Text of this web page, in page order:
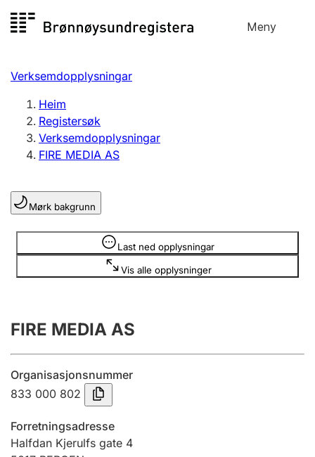
til
Meny
Registersøk
Aksjeselskap
Enkeltpersonføretak
Registrere, endre, slette
Lag og foreining
Registrere, endre, slette
Innsending og forseinkingsgebyr
Verksemdopplysningar
Heim
Registersøk
Verksemdopplysningar
FIRE MEDIA AS
Mørk bakgrunn
Last ned opplysningar
Vis alle opplysninger
Opplysninger er skjult
FIRE MEDIA AS
Organisasjonsnummer
833 000 802
Forretningsadresse
Halfdan Kjerulfs gate 4